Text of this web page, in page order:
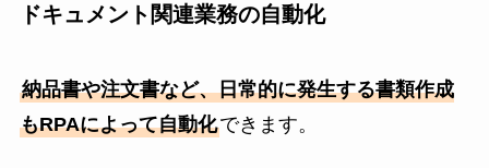
ドキュメント関連業務の自動化
納品書や注文書など、日常的に発生する書類作成
もRPAによって自動化できます。